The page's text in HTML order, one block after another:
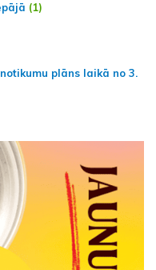
(1)
plāns laikā no 3.